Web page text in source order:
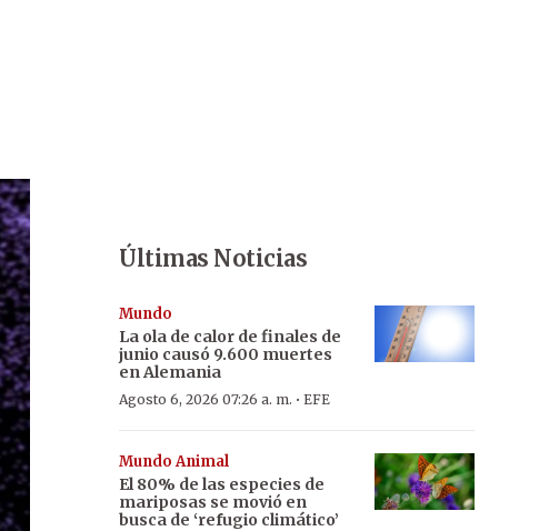
Últimas Noticias
Mundo
La ola de calor de finales de
junio causó 9.600 muertes
en Alemania
Agosto 6, 2026 07:26 a. m. · EFE
Mundo Animal
El 80% de las especies de
mariposas se movió en
busca de ‘refugio climático’